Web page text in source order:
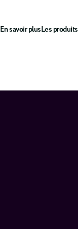
En savoir plusLes produits